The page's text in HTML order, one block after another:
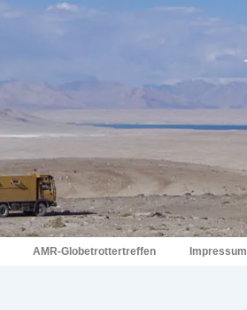
AMR-Globetrottertreffen Impressum